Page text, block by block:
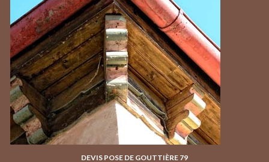
DEVIS POSE DE GOUTTIÈRE 79